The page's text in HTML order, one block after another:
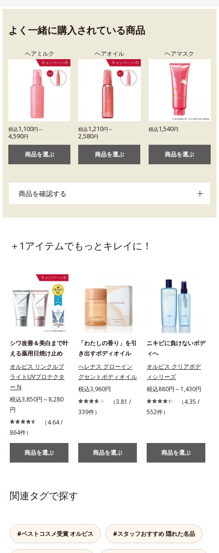
よく一緒に購入されている商品
ヘアミルク
税込1,100円～
4,590円
商品を選ぶ
ヘアオイル
税込1,210円～
2,580円
商品を選ぶ
ヘアマスク
税込1,540円
商品を選ぶ
商品を確認する
＋1アイテムでもっとキレイに！
シワ改善＆美白まで叶
える薬用日焼け止め
オルビス リンクルブ
ライトUVプロテクタ
ー N
税込3,850円～8,280
円
（4.64 /
864件）
商品を選ぶ
「わたしの香り」を引
き出すボディオイル
へレナス グローイン
グセントボディオイル
税込3,960円
（3.81 /
339件）
商品を選ぶ
ニキビに負けないボデ
ィへ
オルビス クリアボデ
ィシリーズ
税込880円～1,430円
（4.35 /
552件）
商品を選ぶ
関連タグで探す
#ベストコスメ受賞 オルビス #スタッフおすすめ 隠れた名品